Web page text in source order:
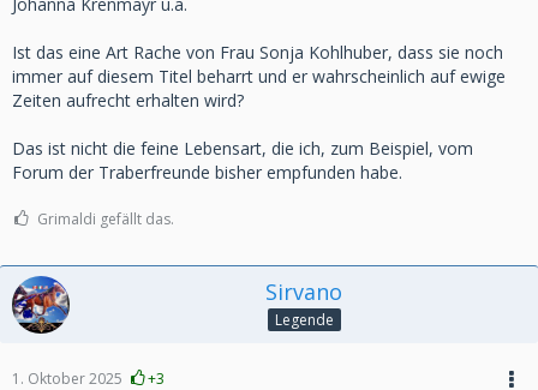
Ist das eine Art Rache von Frau Sonja Kohlhuber, dass sie noch
immer auf diesem Titel beharrt und er wahrscheinlich auf ewige
Zeiten aufrecht erhalten wird?
Das ist nicht die feine Lebensart, die ich, zum Beispiel, vom
Forum der Traberfreunde bisher empfunden habe.
Grimaldi gefällt das.
Sirvano
Legende
1. Oktober 2025 +3